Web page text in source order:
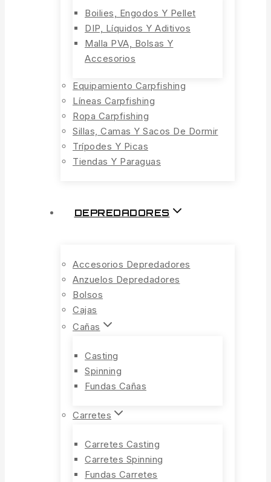
Boilies, Engodos Y Pellet
DIP, Líquidos Y Aditivos
Malla PVA, Bolsas Y
Accesorios
Equipamiento Carpfishing
Líneas Carpfishing
Ropa Carpfishing
Sillas, Camas Y Sacos De Dormir
Trípodes Y Picas
Tiendas Y Paraguas
DEPREDADORES
Accesorios Depredadores
Anzuelos Depredadores
Bolsos
Cajas
Cañas
Casting
Spinning
Fundas Cañas
Carretes
Carretes Casting
Carretes Spinning
Fundas Carretes